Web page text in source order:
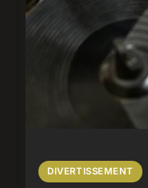
DIVERTISSEMENT